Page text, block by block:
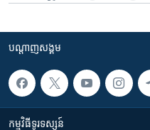
បណ្តាញ​សង្គម
កម្មវិធី​ទូរទស្សន៍